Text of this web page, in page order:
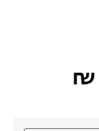
₪